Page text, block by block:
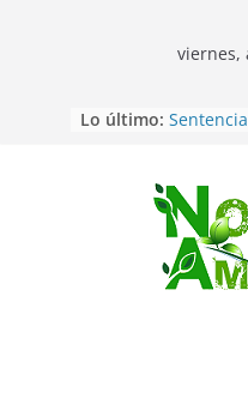
viernes,
Lo último: Ecuador:
oriunda
Vozinha,
cabo